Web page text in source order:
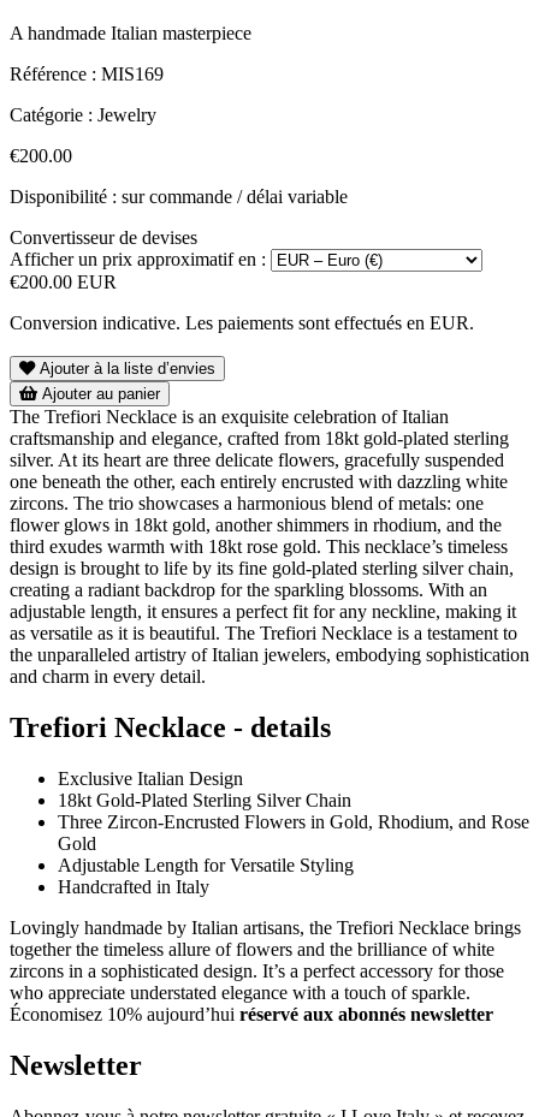
A handmade Italian masterpiece
Référence : MIS169
Catégorie : Jewelry
€200.00
Disponibilité : sur commande / délai variable
Convertisseur de devises
Afficher un prix approximatif en :
€200.00 EUR
Conversion indicative. Les paiements sont effectués en EUR.
Ajouter à la liste d’envies
Ajouter au panier
The Trefiori Necklace is an exquisite celebration of Italian
craftsmanship and elegance, crafted from 18kt gold-plated sterling
silver. At its heart are three delicate flowers, gracefully suspended
one beneath the other, each entirely encrusted with dazzling white
zircons. The trio showcases a harmonious blend of metals: one
flower glows in 18kt gold, another shimmers in rhodium, and the
third exudes warmth with 18kt rose gold. This necklace’s timeless
design is brought to life by its fine gold-plated sterling silver chain,
creating a radiant backdrop for the sparkling blossoms. With an
adjustable length, it ensures a perfect fit for any neckline, making it
as versatile as it is beautiful. The Trefiori Necklace is a testament to
the unparalleled artistry of Italian jewelers, embodying sophistication
and charm in every detail.
Trefiori Necklace - details
Exclusive Italian Design
18kt Gold-Plated Sterling Silver Chain
Three Zircon-Encrusted Flowers in Gold, Rhodium, and Rose
Gold
Adjustable Length for Versatile Styling
Handcrafted in Italy
Lovingly handmade by Italian artisans, the Trefiori Necklace brings
together the timeless allure of flowers and the brilliance of white
zircons in a sophisticated design. It’s a perfect accessory for those
who appreciate understated elegance with a touch of sparkle.
Économisez 10% aujourd’hui réservé aux abonnés newsletter
Newsletter